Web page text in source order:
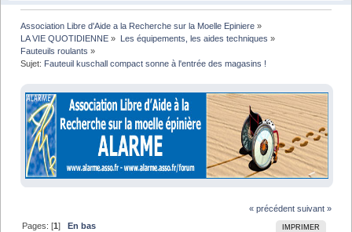
Association Libre d'Aide a la Recherche sur la Moelle Epiniere »
LA VIE QUOTIDIENNE » Les équipements, les aides techniques »
Fauteuils roulants »
Sujet: Fauteuil kuschall compact sonne à l'entrée des magasins !
« précédent suivant »
IMPRIMER
Pages: [1] En bas